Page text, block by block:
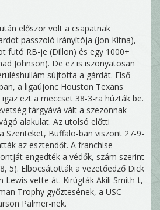
először volt a csapatnak
passzoló irányítója (Jon Kitna),
futó RB-je (Dillon) és egy 1000+
Johnson). De ez is iszonyatosan
sújtotta a gárdát. Első
a ligaújonc Houston Texans
ezt a meccset 38-3-ra húzták be.
tárgyává vált a szezonnak
alakulat. Az utolsó előtti
Szenteket, Buffalo-ban viszont 27-9-
az esztendőt. A franchise
engedték a védők, szám szerint
5). Elbocsátották a vezetőedző Dick
Lewis vette át. Kirúgták Akili Smith-t,
Trophy győztesének, a USC
Palmer-nek.